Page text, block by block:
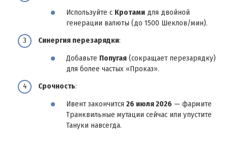
Используйте с Кротами для двойной
генерации валюты (до 1500 Шеклов/мин).
Синергия перезарядки:
Добавьте Попугая (сокращает перезарядку)
для более частых «Проказ».
Срочность:
Ивент закончится 26 июля 2026 — фармите
Транквильные мутации сейчас или упустите
Тануки навсегда.